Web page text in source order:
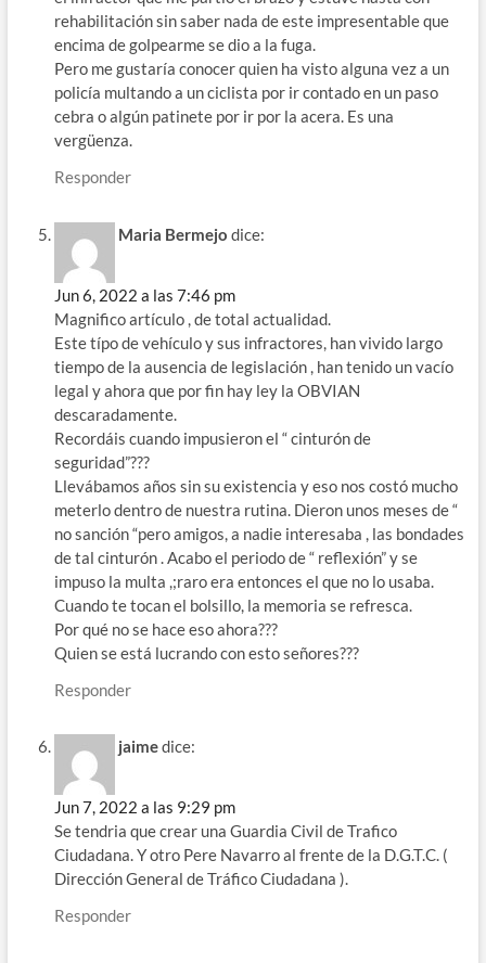
rehabilitación sin saber nada de este impresentable que
encima de golpearme se dio a la fuga.
Pero me gustaría conocer quien ha visto alguna vez a un
policía multando a un ciclista por ir contado en un paso
cebra o algún patinete por ir por la acera. Es una
vergüenza.
Responder
Maria Bermejo dice:
Jun 6, 2022 a las 7:46 pm
Magnifico artículo , de total actualidad.
Este típo de vehículo y sus infractores, han vivido largo
tiempo de la ausencia de legislación , han tenido un vacío
legal y ahora que por fin hay ley la OBVIAN
descaradamente.
Recordáis cuando impusieron el “ cinturón de
seguridad”???
Llevábamos años sin su existencia y eso nos costó mucho
meterlo dentro de nuestra rutina. Dieron unos meses de “
no sanción “pero amigos, a nadie interesaba , las bondades
de tal cinturón . Acabo el periodo de “ reflexión” y se
impuso la multa ,;raro era entonces el que no lo usaba.
Cuando te tocan el bolsillo, la memoria se refresca.
Por qué no se hace eso ahora???
Quien se está lucrando con esto señores???
Responder
jaimedice:
Jun 7, 2022 a las 9:29 pm
Se tendria que crear una Guardia Civil de Trafico
Ciudadana. Y otro Pere Navarro al frente de la D.G.T.C. (
Dirección General de Tráfico Ciudadana ).
Responder